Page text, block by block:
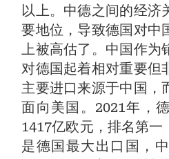
以上。中德之间的经济
要地位，导致德国对中
上被高估了。中国作为
对德国起着相对重要但
主要进口来源于中国，
面向美国。2021年，
1417亿欧元，排名第一
是德国最大出口国，